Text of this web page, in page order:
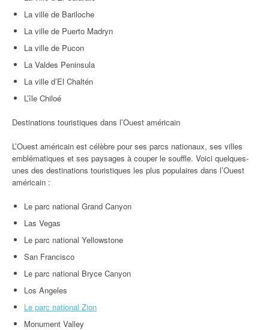
La ville de Bariloche
La ville de Puerto Madryn
La ville de Pucon
La Valdes Peninsula
La ville d’El Chaltén
L’île Chiloé
Destinations touristiques dans l’Ouest américain
L’Ouest américain est célèbre pour ses parcs nationaux, ses villes
emblématiques et ses paysages à couper le souffle. Voici quelques-
unes des destinations touristiques les plus populaires dans l’Ouest
américain :
Le parc national Grand Canyon
Las Vegas
Le parc national Yellowstone
San Francisco
Le parc national Bryce Canyon
Los Angeles
Le parc national Zion
Monument Valley